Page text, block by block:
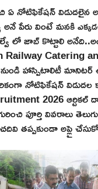
ఏ నోటిఫికేషన్ విడుదలైన
అనే పేరు వింటే మనకి
లో జాబ్ కొట్టాలి
Railway Catering
హాస్పిటాలిటీ మానిటర్
నోటిఫికేషన్ విడుదల
2026 ఆర్టికల్
పూర్తి వివరాలు
తప్పకుండా అప్లై